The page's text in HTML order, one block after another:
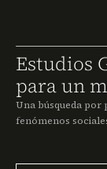
Estudios
para un
Una búsqueda por
fenómenos